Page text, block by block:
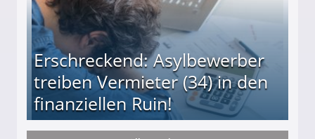
Erschreckend: Asylbewerber
treiben Vermieter (34) in den
finanziellen Ruin!